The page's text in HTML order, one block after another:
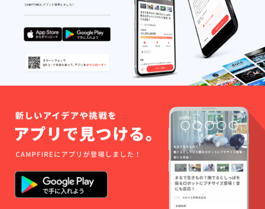
「薄いから工程が少ない」
のではなく、「薄く、使い
やすく仕上げるために、あ
えて常識以上の手間をかけ
ない「青藍」の奥深さと、
帆布の魅力今回再入荷した
「青藍」ですが、実は写真
で実物に近い色味を出すの
が非常に難しいカラーで
つ折りでありながら、カー
ド・コインの配置や分散構
膨らみを抑えています。旅
行用のサブ財布や日常使い
やすく、コンパクト財布を
探している方にとって実用
性の高い選択肢です。特に
入荷のタイミングでの検討
をおすすめします。薄いコ